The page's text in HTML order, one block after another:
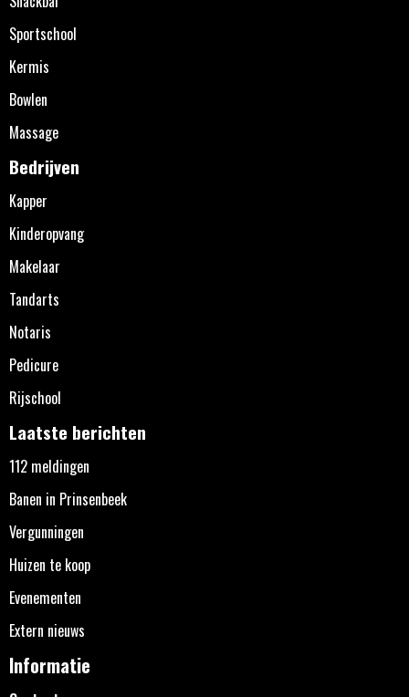
Sportschool
Kermis
Bowlen
Massage
Bedrijven
Kapper
Kinderopvang
Makelaar
Tandarts
Notaris
Pedicure
Rijschool
Laatste berichten
112 meldingen
Banen in Prinsenbeek
Vergunningen
Huizen te koop
Evenementen
Extern nieuws
Informatie